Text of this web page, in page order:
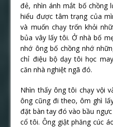
đẻ, nhìn ánh mắt bố chồng
hiểu được tâm trạng của
và muốn chạy trốn khỏi
bủa vây lấy tôi. Ở nhà bố
nhớ ông bố chồng nhớ
chỉ điệu bộ dạy tôi học
căn nhà nghiệt ngã đó.
Nhìn thấy ông tôi chạy vội
ông cũng đi theo, ôm ghì
đặt bàn tay đó vào bầu
cổ tôi. Ông giật phăng cúc